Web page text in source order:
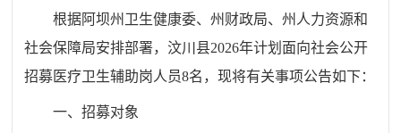
根据阿坝州 卫生健康委、州财政局、州 人力资源和
社会保障局安排部署， 汶川县2026年计划面向社会公开
招募医疗卫生辅助岗人员8名，现将有关事项公告如下：
一、招募对象